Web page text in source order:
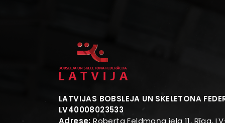
LATVIJAS BOBSLEJA UN SKELETONA
LV40008023533
Adrese:Roberta Feldmaņa iela 11, Rīga,